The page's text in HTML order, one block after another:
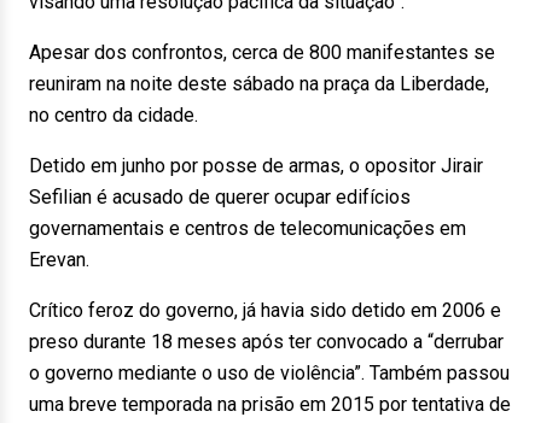
Apesar dos confrontos, cerca de 800 manifestantes se
reuniram na noite deste sábado na praça da Liberdade,
no centro da cidade.
Detido em junho por posse de armas, o opositor Jirair
Sefilian é acusado de querer ocupar edifícios
governamentais e centros de telecomunicações em
Erevan.
Crítico feroz do governo, já havia sido detido em 2006 e
preso durante 18 meses após ter convocado a “derrubar
o governo mediante o uso de violência”. Também passou
uma breve temporada na prisão em 2015 por tentativa de